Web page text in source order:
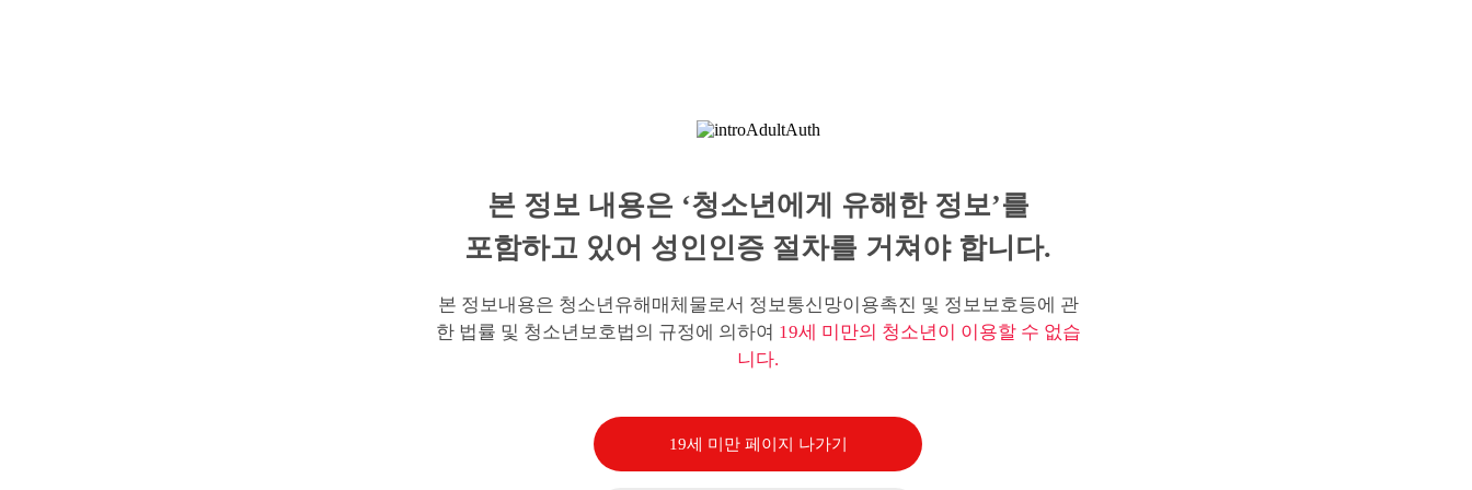
본 정보 내용은 ‘청소년에게 유해한 정보’를
포함하고 있어 성인인증 절차를 거쳐야 합니다.
본 정보내용은 청소년유해매체물로서 정보통신망이용촉진 및 정보보호등에 관
한 법률 및 청소년보호법의 규정에 의하여 19세 미만의 청소년이 이용할 수 없습
니다.
19세 미만 페이지 나가기